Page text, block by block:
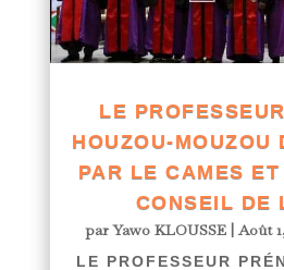
LE
HOUZOU-MOUZOU
PAR LE CAMES
CONSEIL DE
parYawo KLOUSSE|Août
LE PROFESSEUR